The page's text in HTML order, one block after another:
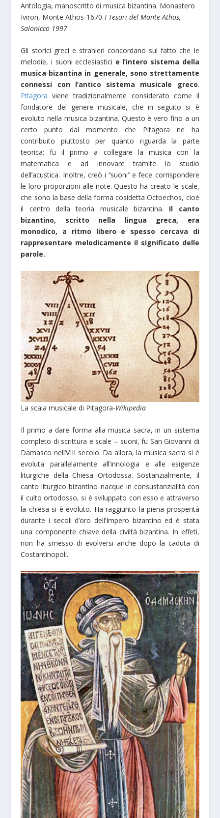
Antologia, manoscritto di musica bizantina. Monastero
Iviron, Monte Athos-1670-I Tesori del Monte Athos,
Salonicco 1997
Gli storici greci e stranieri concordano sul fatto che le
melodie, i suoni ecclesiastici e l’intero sistema della
musica bizantina in generale, sono strettamente
connessi con l’antico sistema musicale greco.
Pitagora viene tradizionalmente considerato come il
fondatore del genere musicale, che in seguito si è
evoluto nella musica bizantina. Questo è vero fino a un
certo punto dal momento che Pitagora ne ha
contribuito piuttosto per quanto riguarda la parte
teorica: fu il primo a collegare la musica con la
matematica e ad innovare tramite lo studio
dell’acustica. Inoltre, creò i ‘’suoni’’ e fece corrispondere
le loro proporzioni alle note. Questo ha creato le scale,
che sono la base della forma cosidetta Octoechos, cioè
il centro della teoria musicale bizantina. Il canto
bizantino, scritto nella lingua greca, era
monodico, a ritmo libero e spesso cercava di
rappresentare melodicamente il significato delle
parole.
La scala musicale di Pitagora-Wikipedia
Il primo a dare forma alla musica sacra, in un sistema
completo di scrittura e scale – suoni, fu San Giovanni di
Damasco nell’VIII secolo. Da allora, la musica sacra si è
evoluta parallelamente all’innologia e alle esigenze
liturgiche della Chiesa Ortodossa. Sostanzialmente, il
canto liturgico bizantino nacque in consustanzialità con
il culto ortodosso, si è sviluppato con esso e attraverso
la chiesa si è evoluto. Ha raggiunto la piena prosperità
durante i secoli d’oro dell’Impero bizantino ed è stata
una componente chiave della civiltà bizantina. In effeti,
non ha smesso di evolversi anche dopo la caduta di
Costantinopoli.